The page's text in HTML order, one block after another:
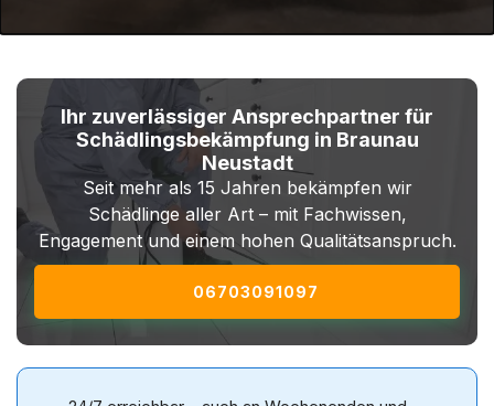
Ihr zuverlässiger Ansprechpartner für
Schädlingsbekämpfung in Braunau
Neustadt
Seit mehr als 15 Jahren bekämpfen wir
Schädlinge aller Art – mit Fachwissen,
Engagement und einem hohen Qualitätsanspruch.
06703091097